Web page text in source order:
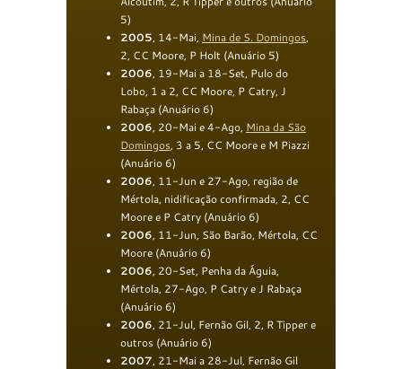
5)
2005, 14-Mai, Mina de S. Domingos,
2, CC Moore, P Holt (Anuário 5)
2006, 19-Mai a 18-Set, Pulo do
Lobo, 1 a 2, CC Moore, P Catry, J
Rabaça (Anuário 6)
2006, 20-Mai e 4-Ago, Mina da São
Domingos, 3 a 5, CC Moore e M Piazzi
(Anuário 6)
2006, 11-Jun e 27-Ago, região de
Mértola, nidificação confirmada, 2, CC
Moore e P Catry (Anuário 6)
2006, 11-Jun, São Barão, Mértola, CC
Moore (Anuário 6)
2006, 20-Set, Penha da Águia,
Mértola, 27-Ago, P Catry e J Rabaça
(Anuário 6)
2006, 21-Jul, Fernão Gil, 2, R Tipper e
outros (Anuário 6)
2007, 21-Mai a 28-Jul, Fernão Gil